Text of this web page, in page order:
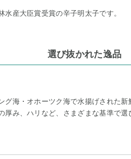
水産大臣賞受賞の辛子明太子です。
選び抜かれた逸品
グ海・オホーツク海で水揚げされた
厚み、ハリなど、さまざまな基準で選